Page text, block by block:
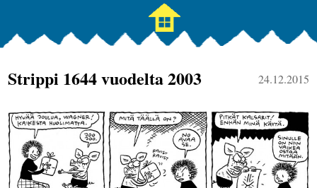
24.12.2015
Strippi 1644 vuodelta 2003